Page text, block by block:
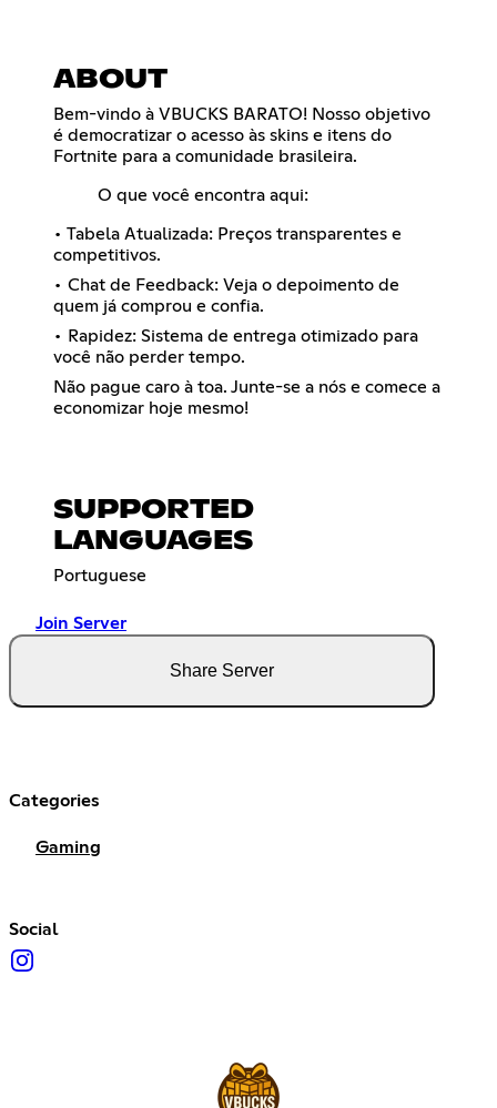
ABOUT
Bem-vindo à VBUCKS BARATO! Nosso objetivo
é democratizar o acesso às skins e itens do
Fortnite para a comunidade brasileira.
O que você encontra aqui:
• Tabela Atualizada: Preços transparentes e
competitivos.
• Chat de Feedback: Veja o depoimento de
quem já comprou e confia.
• Rapidez: Sistema de entrega otimizado para
você não perder tempo.
Não pague caro à toa. Junte-se a nós e comece a
economizar hoje mesmo!
SUPPORTED
LANGUAGES
Portuguese
Join Server
Share Server
Categories
Gaming
Social